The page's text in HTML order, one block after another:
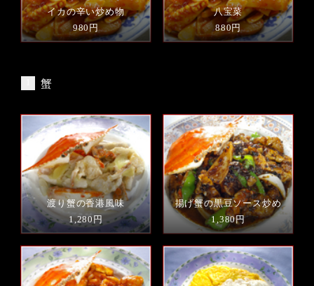
イカの辛い炒め物
980円
八宝菜
880円
蟹
渡り蟹の香港風味
1,280円
揚げ蟹の黒豆ソース炒め
1,380円